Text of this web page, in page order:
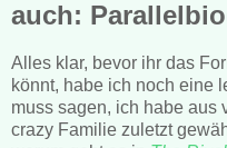
auch:
Alles klar, bevor ihr das
könnt, habe ich noch eine
muss sagen, ich habe aus
crazy Familie zuletzt